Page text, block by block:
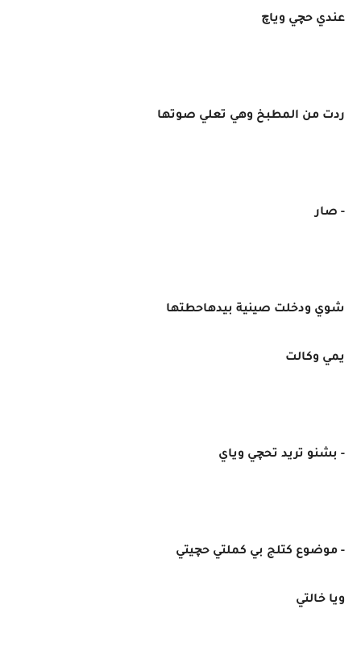
عندي حچي وياچ
ردت من المطبخ وهي تعلي صوتها
- صار
شوي ودخلت صينية بيدهاحطتها
يمي وكالت
- بشنو تريد تحچي وياي
- موضوع كتلج بي كملتي حچيتي
ويا خالتي